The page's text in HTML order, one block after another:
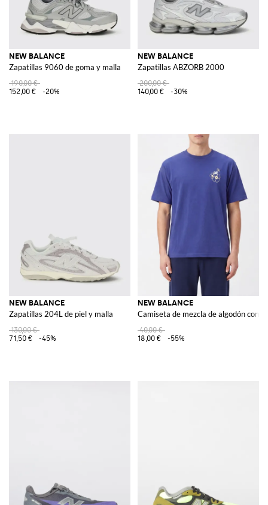
NEW BALANCE
Zapatillas 9060 de goma y malla
190,00 €
152,00 €
-20%
NEW BALANCE
Zapatillas ABZORB 2000
200,00 €
140,00 €
-30%
NEW BALANCE
Zapatillas 204L de piel y malla
130,00 €
71,50 €
-45%
NEW BALANCE
Camiseta de mezcla de algodón con
40,00 €
18,00 €
-55%